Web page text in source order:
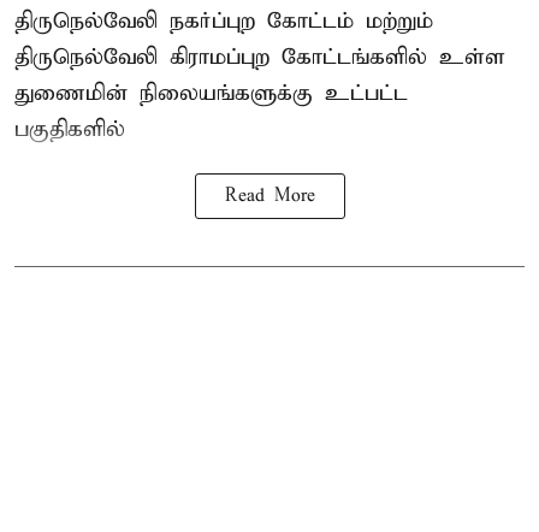
திருநெல்வேலி நகர்ப்புற கோட்டம் மற்றும்
திருநெல்வேலி கிராமப்புற கோட்டங்களில் உள்ள
துணைமின் நிலையங்களுக்கு உட்பட்ட
பகுதிகளில்
Read More